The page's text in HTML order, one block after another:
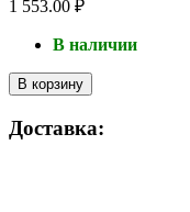
1 553.00 ₽
В наличии
В корзину
Доставка: